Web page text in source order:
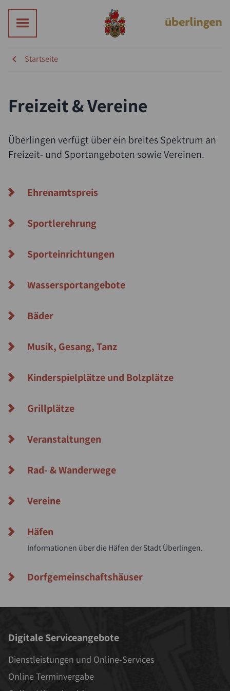
Startseite
Freizeit & Vereine
Überlingen verfügt über ein breites Spektrum an
Freizeit- und Sportangeboten sowie Vereinen.
Ehrenamtspreis
Sportlerehrung
Sporteinrichtungen
Wassersportangebote
Bäder
Musik, Gesang, Tanz
Kinderspielplätze und Bolzplätze
Grillplätze
Veranstaltungen
Rad- & Wanderwege
Vereine
Häfen
Informationen über die Häfen der Stadt Überlingen.
Dorfgemeinschaftshäuser
Digitale Serviceangebote
Dienstleistungen und Online-Services
Online Terminvergabe